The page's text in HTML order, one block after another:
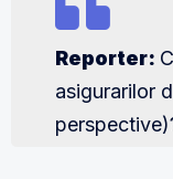
Reporter:
asigurarilor